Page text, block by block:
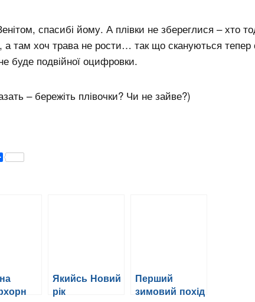
спасибі йому. А плівки не збереглися – хто
а там хоч трава не рости… так що скануються тепер
буде подвійної оцифровки.
– бережіть плівочки? Чи не зайве?)
Share
Якийсь Новий
рік
Перший
зимовий похід